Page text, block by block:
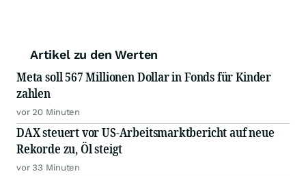
Artikel zu den Werten
Meta soll 567 Millionen Dollar in Fonds für Kinder
zahlen
vor 20 Minuten
DAX steuert vor US-Arbeitsmarktbericht auf neue
Rekorde zu, Öl steigt
vor 33 Minuten